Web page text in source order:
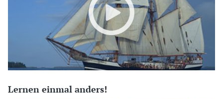
Lernen einmal anders!